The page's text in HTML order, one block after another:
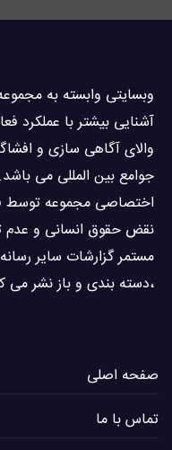
وبسايتى وابسته به
آشنایی بيشتر با عملکرد
والاى آگاهى سازی و
جوامع بین المللى می
اختصاصی مجموعه توسط
نقض حقوق انسانی و عدم
مستمر گزارشات سایر
،دسته بندی و باز نشر می
صفحه اصلی
تماس با ما